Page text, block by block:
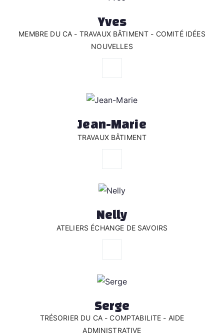
Yves
MEMBRE DU CA - TRAVAUX BÂTIMENT - COMITÉ IDÉES
NOUVELLES
Jean-Marie
TRAVAUX BÂTIMENT
Nelly
ATELIERS ÉCHANGE DE SAVOIRS
Serge
TRÉSORIER DU CA - COMPTABILITE - AIDE
ADMINISTRATIVE